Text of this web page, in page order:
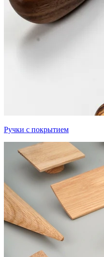
Ручки с покрытием